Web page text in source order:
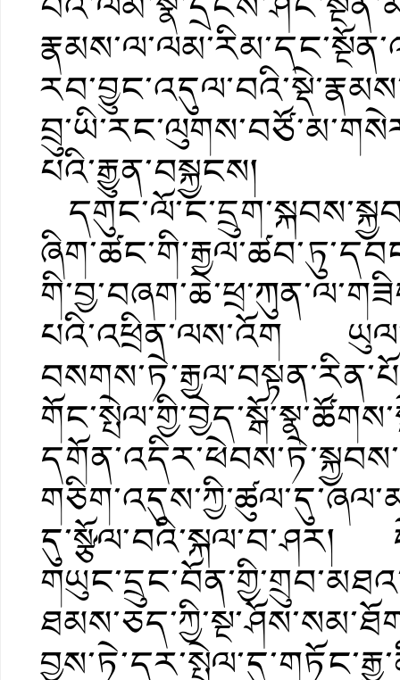
པའི་རྒྱུན་བསྐྱངས།
པའི་འཕྲིན་ལས་འོག
དུ་སྩོལ་བའི་སྐལ་བ་ཤར།